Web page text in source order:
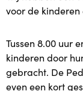
voor de
Tussen 8.00 uur
kinderen door
gebracht. De
even een kort